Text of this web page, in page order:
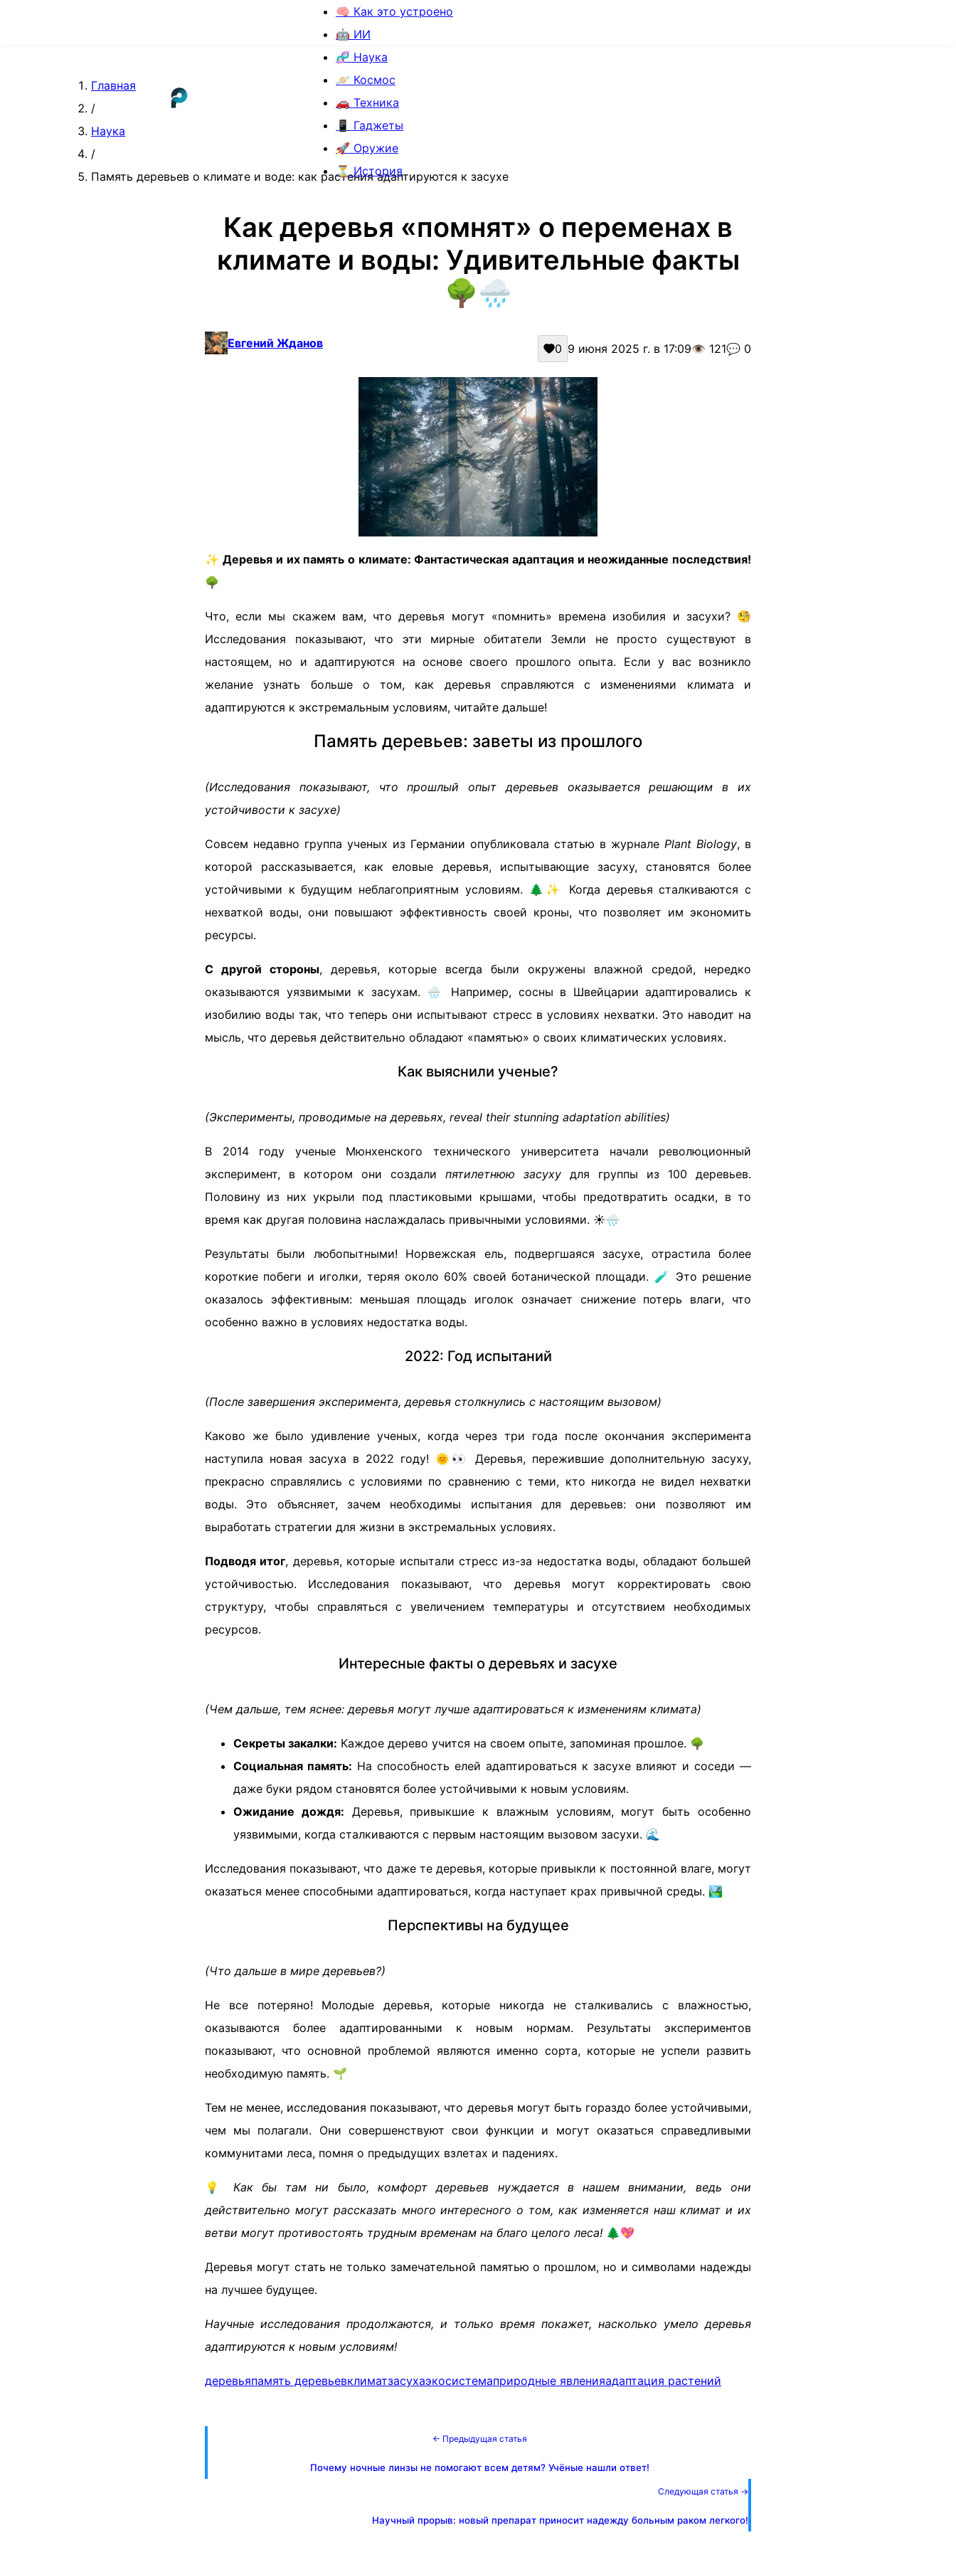
🧠 Как это устроено
🤖 ИИ
🧬 Наука
🪐 Космос
🚗 Техника
📱 Гаджеты
🚀 Оружие
⏳ История
Главная
/
Наука
/
Память деревьев о климате и воде: как растения адаптируются к засухе
Как деревья «помнят» о переменах в
климате и воды: Удивительные факты
🌳🌧️
Евгений Жданов 0 9 июня 2025 г. в 17:09👁️ 121💬 0
✨ Деревья и их память о климате: Фантастическая адаптация и неожиданные последствия!
🌳
Что, если мы скажем вам, что деревья могут «помнить» времена изобилия и засухи? 🧐
Исследования показывают, что эти мирные обитатели Земли не просто существуют в
настоящем, но и адаптируются на основе своего прошлого опыта. Если у вас возникло
желание узнать больше о том, как деревья справляются с изменениями климата и
адаптируются к экстремальным условиям, читайте дальше!
Память деревьев: заветы из прошлого
(Исследования показывают, что прошлый опыт деревьев оказывается решающим в их
устойчивости к засухе)
Совсем недавно группа ученых из Германии опубликовала статью в журнале Plant Biology, в
которой рассказывается, как еловые деревья, испытывающие засуху, становятся более
устойчивыми к будущим неблагоприятным условиям. 🌲✨ Когда деревья сталкиваются с
нехваткой воды, они повышают эффективность своей кроны, что позволяет им экономить
ресурсы.
С другой стороны, деревья, которые всегда были окружены влажной средой, нередко
оказываются уязвимыми к засухам. 🌧️ Например, сосны в Швейцарии адаптировались к
изобилию воды так, что теперь они испытывают стресс в условиях нехватки. Это наводит на
мысль, что деревья действительно обладают «памятью» о своих климатических условиях.
Как выяснили ученые?
(Эксперименты, проводимые на деревьях, reveal their stunning adaptation abilities)
В 2014 году ученые Мюнхенского технического университета начали революционный
эксперимент, в котором они создали пятилетнюю засуху для группы из 100 деревьев.
Половину из них укрыли под пластиковыми крышами, чтобы предотвратить осадки, в то
время как другая половина наслаждалась привычными условиями. ☀️🌧️
Результаты были любопытными! Норвежская ель, подвергшаяся засухе, отрастила более
короткие побеги и иголки, теряя около 60% своей ботанической площади. 🧪 Это решение
оказалось эффективным: меньшая площадь иголок означает снижение потерь влаги, что
особенно важно в условиях недостатка воды.
2022: Год испытаний
(После завершения эксперимента, деревья столкнулись с настоящим вызовом)
Каково же было удивление ученых, когда через три года после окончания эксперимента
наступила новая засуха в 2022 году! 🌞👀 Деревья, пережившие дополнительную засуху,
прекрасно справлялись с условиями по сравнению с теми, кто никогда не видел нехватки
воды. Это объясняет, зачем необходимы испытания для деревьев: они позволяют им
выработать стратегии для жизни в экстремальных условиях.
Подводя итог, деревья, которые испытали стресс из-за недостатка воды, обладают большей
устойчивостью. Исследования показывают, что деревья могут корректировать свою
структуру, чтобы справляться с увеличением температуры и отсутствием необходимых
ресурсов.
Интересные факты о деревьях и засухе
(Чем дальше, тем яснее: деревья могут лучше адаптироваться к изменениям климата)
Секреты закалки: Каждое дерево учится на своем опыте, запоминая прошлое. 🌳
Социальная память: На способность елей адаптироваться к засухе влияют и соседи —
даже буки рядом становятся более устойчивыми к новым условиям.
Ожидание дождя: Деревья, привыкшие к влажным условиям, могут быть особенно
уязвимыми, когда сталкиваются с первым настоящим вызовом засухи. 🌊
Исследования показывают, что даже те деревья, которые привыкли к постоянной влаге, могут
оказаться менее способными адаптироваться, когда наступает крах привычной среды. 🏞️
Перспективы на будущее
(Что дальше в мире деревьев?)
Не все потеряно! Молодые деревья, которые никогда не сталкивались с влажностью,
оказываются более адаптированными к новым нормам. Результаты экспериментов
показывают, что основной проблемой являются именно сорта, которые не успели развить
необходимую память. 🌱
Тем не менее, исследования показывают, что деревья могут быть гораздо более устойчивыми,
чем мы полагали. Они совершенствуют свои функции и могут оказаться справедливыми
коммунитами леса, помня о предыдущих взлетах и падениях.
💡 Как бы там ни было, комфорт деревьев нуждается в нашем внимании, ведь они
действительно могут рассказать много интересного о том, как изменяется наш климат и их
ветви могут противостоять трудным временам на благо целого леса! 🌲💖
Деревья могут стать не только замечательной памятью о прошлом, но и символами надежды
на лучшее будущее.
Научные исследования продолжаются, и только время покажет, насколько умело деревья
адаптируются к новым условиям!
деревьяпамять деревьевклиматзасухаэкосистемаприродные явленияадаптация растений
← Предыдущая статья
Почему ночные линзы не помогают всем детям? Учёные нашли ответ!
Следующая статья →
Научный прорыв: новый препарат приносит надежду больным раком легкого!